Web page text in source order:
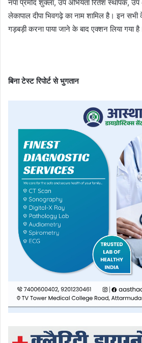
नपा प्रमोद शुक्ला, उप अभियंता रितेश स्थापक, उप
लेकापाल दीपा भिवगढ़े का नाम शामिल है। इन
गड़बड़ी करना पाया जाने के बाद एक्शन लिया गया
बिना टेस्ट रिपोर्ट से भुगतान